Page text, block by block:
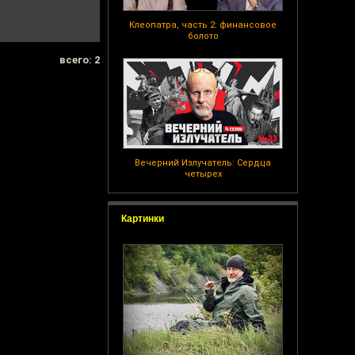
Клеопатра, часть 2: финансовое
болото
Вечерний Излучатель: Сердца
четырех
Картинки
всего: 2